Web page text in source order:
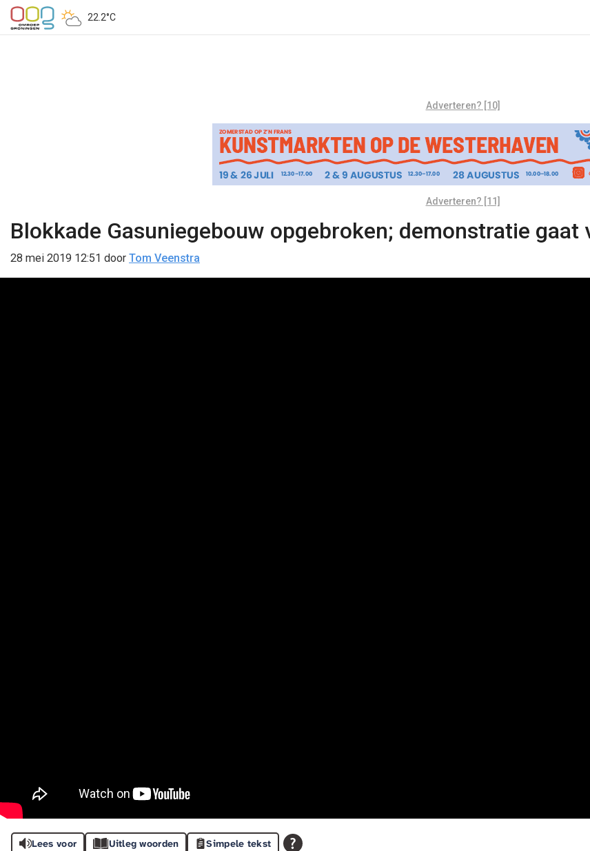
22.2°C
Adverteren? [10]
Adverteren? [11]
Blokkade Gasuniegebouw opgebroken; demonstratie gaat
28 mei 2019 12:51 door Tom Veenstra
Lees voor Uitleg woorden Simpele tekst